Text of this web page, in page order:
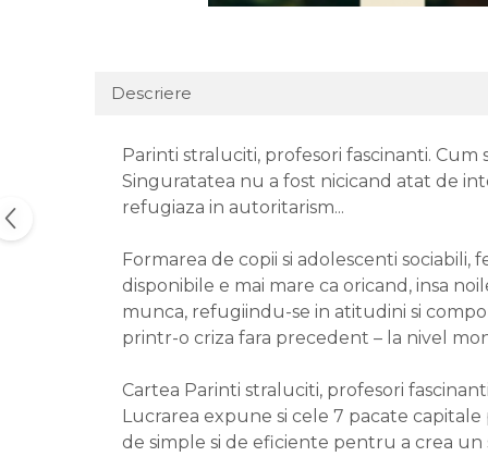
Descriere
Parinti straluciti, profesori fascinanti.
Singuratatea nu a fost nicicand atat de
refugiaza in autoritarism...
Formarea de copii si adolescenti
disponibile e mai mare ca oricand, insa
munca, refugiindu-se in atitudini si
printr-o criza fara precedent – la nivel
Cartea Parinti straluciti, profesori
Lucrarea expune si cele 7 pacate
de simple si de eficiente pentru a crea un